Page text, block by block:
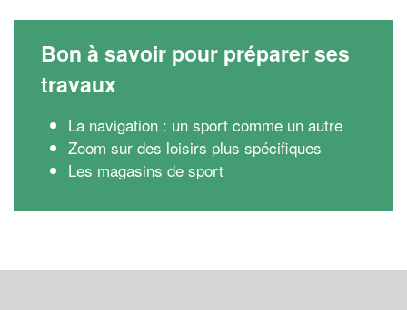
Bon à savoir pour préparer ses
travaux
La navigation : un sport comme un autre
Zoom sur des loisirs plus spécifiques
Les magasins de sport